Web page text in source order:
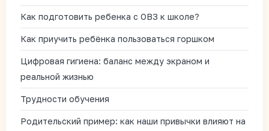
Как подготовить ребенка с ОВЗ к школе?
Как приучить ребёнка пользоваться горшком
Цифровая гигиена: баланс между экраном и
реальной жизнью
Трудности обучения
Родительский пример: как наши привычки влияют на